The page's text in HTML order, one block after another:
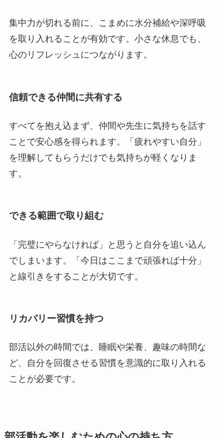
集中力が切れる前に、こまめに水分補給や深呼吸
を取り入れることが有効です。小さな休息でも、
心のリフレッシュにつながります。
信頼できる仲間に共有する
すべてを抱え込まず、仲間や先生に気持ちを話す
ことで安心感を得られます。「疲れやすい自分」
を理解してもらうだけでも気持ちが軽くなりま
す。
できる範囲で取り組む
「完璧にやらなければ」と思うと自分を追い込ん
でしまいます。「今日はここまで頑張れば十分」
と線引きをすることが大切です。
リカバリー習慣を持つ
部活以外の時間では、睡眠や栄養、趣味の時間な
ど、自分を回復させる習慣を意識的に取り入れる
ことが必要です。